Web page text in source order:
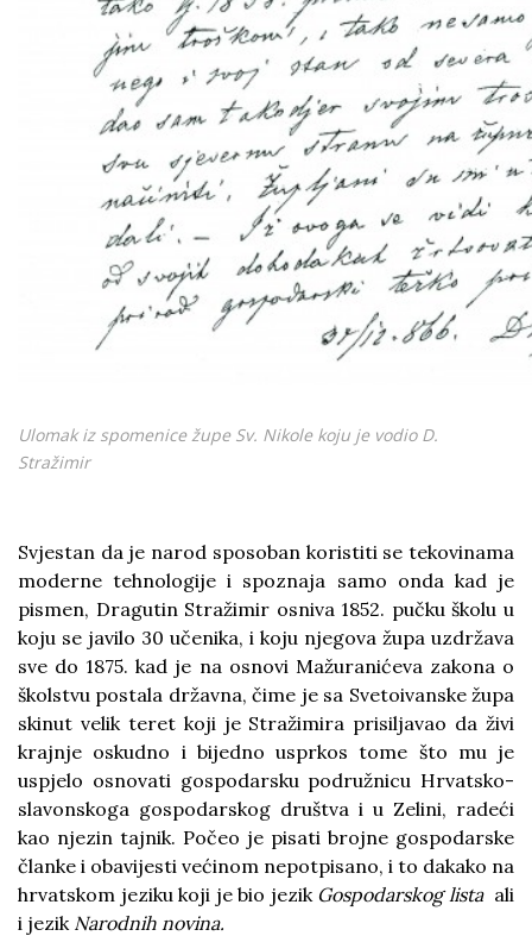
Ulomak iz spomenice župe Sv. Nikole koju je vodio D.
Stražimir
Svjestan da je narod sposoban koristiti se tekovinama
moderne tehnologije i spoznaja samo onda kad je
pismen, Dragutin Stražimir osniva 1852. pučku školu u
koju se javilo 30 učenika, i koju njegova župa uzdržava
sve do 1875. kad je na osnovi Mažuranićeva zakona o
školstvu postala državna, čime je sa Svetoivanske župa
skinut velik teret koji je Stražimira prisiljavao da živi
krajnje oskudno i bijedno usprkos tome što mu je
uspjelo osnovati gospodarsku podružnicu Hrvatsko-
slavonskoga gospodarskog društva i u Zelini, radeći
kao njezin tajnik. Počeo je pisati brojne gospodarske
članke i obavijesti većinom nepotpisano, i to dakako na
hrvatskom jeziku koji je bio jezik Gospodarskog lista ali
i jezik Narodnih novina.